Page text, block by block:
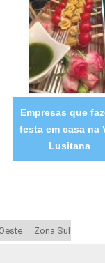
Empresas que
festa em casa na
Lusitana
Zona Sul